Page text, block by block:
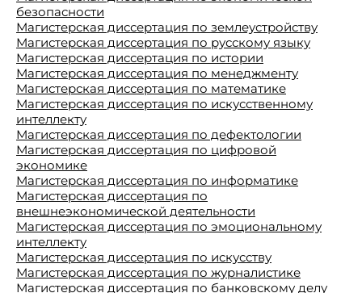
безопасности
Магистерская диссертация по землеустройству
Магистерская диссертация по русскому языку
Магистерская диссертация по истории
Магистерская диссертация по менеджменту
Магистерская диссертация по математике
Магистерская диссертация по искусственному
интеллекту
Магистерская диссертация по дефектологии
Магистерская диссертация по цифровой
экономике
Магистерская диссертация по информатике
Магистерская диссертация по
внешнеэкономической деятельности
Магистерская диссертация по эмоциональному
интеллекту
Магистерская диссертация по искусству
Магистерская диссертация по журналистике
Магистерская диссертация по банковскому делу